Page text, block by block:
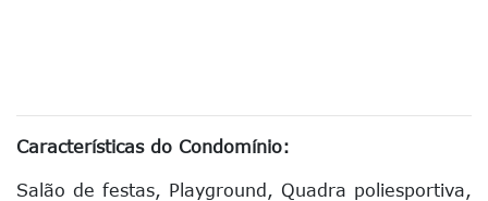
Características do Condomínio:
Salão de festas, Playground, Quadra poliesportiva,